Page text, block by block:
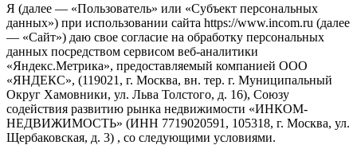
Я (далее — «Пользователь» или «Субъект персональных
данных») при использовании сайта https://www.incom.ru (далее
— «Сайт») даю свое согласие на обработку персональных
данных посредством сервисом веб-аналитики
«Яндекс.Метрика», предоставляемый компанией ООО
«ЯНДЕКС», (119021, г. Москва, вн. тер. г. Муниципальный
Округ Хамовники, ул. Льва Толстого, д. 16), Союзу
содействия развитию рынка недвижимости «ИНКОМ-
НЕДВИЖИМОСТЬ» (ИНН 7719020591, 105318, г. Москва, ул.
Щербаковская, д. 3) , со следующими условиями.